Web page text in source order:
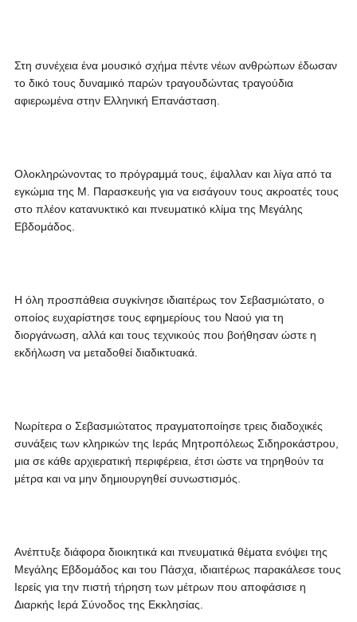
Στη συνέχεια ένα μουσικό σχήμα πέντε νέων ανθρώπων έδωσαν
το δικό τους δυναμικό παρών τραγουδώντας τραγούδια
αφιερωμένα στην Ελληνική Επανάσταση.
Ολοκληρώνοντας το πρόγραμμά τους, έψαλλαν και λίγα από τα
εγκώμια της Μ. Παρασκευής για να εισάγουν τους ακροατές τους
στο πλέον κατανυκτικό και πνευματικό κλίμα της Μεγάλης
Εβδομάδος.
Η όλη προσπάθεια συγκίνησε ιδιαιτέρως τον Σεβασμιώτατο, ο
οποίος ευχαρίστησε τους εφημερίους του Ναού για τη
διοργάνωση, αλλά και τους τεχνικούς που βοήθησαν ώστε η
εκδήλωση να μεταδοθεί διαδικτυακά.
Νωρίτερα ο Σεβασμιώτατος πραγματοποίησε τρεις διαδοχικές
συνάξεις των κληρικών της Ιεράς Μητροπόλεως Σιδηροκάστρου,
μια σε κάθε αρχιερατική περιφέρεια, έτσι ώστε να τηρηθούν τα
μέτρα και να μην δημιουργηθεί συνωστισμός.
Ανέπτυξε διάφορα διοικητικά και πνευματικά θέματα ενόψει της
Μεγάλης Εβδομάδος και του Πάσχα, ιδιαιτέρως παρακάλεσε τους
Ιερείς για την πιστή τήρηση των μέτρων που αποφάσισε η
Διαρκής Ιερά Σύνοδος της Εκκλησίας.